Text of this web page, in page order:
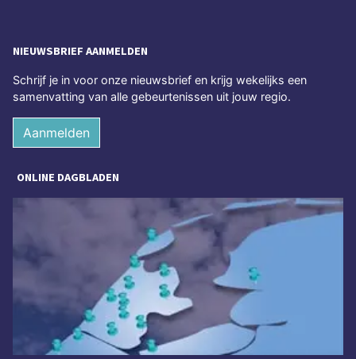
NIEUWSBRIEF AANMELDEN
Schrijf je in voor onze nieuwsbrief en krijg wekelijks een
samenvatting van alle gebeurtenissen uit jouw regio.
Aanmelden
ONLINE DAGBLADEN